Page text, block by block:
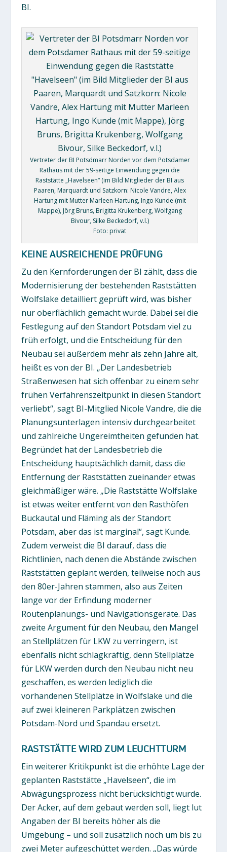
BI.
Vertreter der BI Potsdmarr Norden vor dem Potsdamer
Rathaus mit der 59-seitige Einwendung gegen die
Raststätte „Havelseen“ (im Bild Mitglieder der BI aus
Paaren, Marquardt und Satzkorn: Nicole Vandre, Alex
Hartung mit Mutter Marleen Hartung, Ingo Kunde (mit
Mappe), Jörg Bruns, Brigitta Krukenberg, Wolfgang
Bivour, Silke Beckedorf, v.l.)
Foto: privat
KEINE AUSREICHENDE PRÜFUNG
Zu den Kernforderungen der BI zählt, dass die
Modernisierung der bestehenden Raststätten
Wolfslake detailliert geprüft wird, was bisher
nur oberflächlich gemacht wurde. Dabei sei die
Festlegung auf den Standort Potsdam viel zu
früh erfolgt, und die Entscheidung für den
Neubau sei außerdem mehr als zehn Jahre alt,
heißt es von der BI. „Der Landesbetrieb
Straßenwesen hat sich offenbar zu einem sehr
frühen Verfahrenszeitpunkt in diesen Standort
verliebt“, sagt BI-Mitglied Nicole Vandre, die die
Planungsunterlagen intensiv durchgearbeitet
und zahlreiche Ungereimtheiten gefunden hat.
Begründet hat der Landesbetrieb die
Entscheidung hauptsächlich damit, dass die
Entfernung der Raststätten zueinander etwas
gleichmäßiger wäre. „Die Raststätte Wolfslake
ist etwas weiter entfernt von den Rasthöfen
Buckautal und Fläming als der Standort
Potsdam, aber das ist marginal“, sagt Kunde.
Zudem verweist die BI darauf, dass die
Richtlinien, nach denen die Abstände zwischen
Raststätten geplant werden, teilweise noch aus
den 80er-Jahren stammen, also aus Zeiten
lange vor der Erfindung moderner
Routenplanungs- und Navigationsgeräte. Das
zweite Argument für den Neubau, den Mangel
an Stellplätzen für LKW zu verringern, ist
ebenfalls nicht schlagkräftig, denn Stellplätze
für LKW werden durch den Neubau nicht neu
geschaffen, es werden lediglich die
vorhandenen Stellplätze in Wolfslake und die
auf zwei kleineren Parkplätzen zwischen
Potsdam-Nord und Spandau ersetzt.
RASTSTÄTTE WIRD ZUM LEUCHTTURM
Ein weiterer Kritikpunkt ist die erhöhte Lage der
geplanten Raststätte „Havelseen“, die im
Abwägungsprozess nicht berücksichtigt wurde.
Der Acker, auf dem gebaut werden soll, liegt lut
Angaben der BI bereits höher als die
Umgebung – und soll zusätzlich noch um bis zu
zwei Meter aufgeschüttet werden. „Das würde